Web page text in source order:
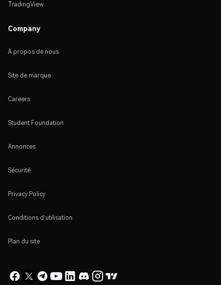
TradingView
Company
À propos de nous
Site de marque
Careers
Student Foundation
Annonces
Sécurité
Privacy Policy
Conditions d'utilisation
Plan du site